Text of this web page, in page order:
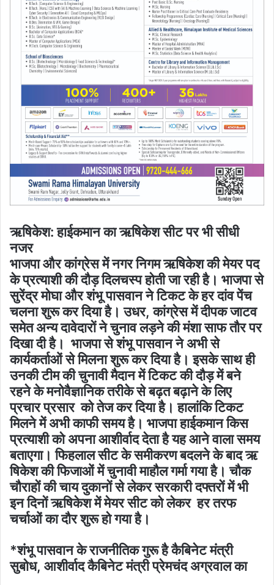
ऋषिकेश: हाईकमान का ऋ​षिकेश सीट पर भी सीधी
नजर
भाजपा और कांग्रेस में नगर निगम ऋ​षिकेश की मेयर पद
के प्रत्याशी की दौड़ दिलचस्प होती जा रही है। भाजपा से
सुरेंद्र मोघा और शंभू पासवान ने टिकट के हर दांव पेंच
चलना शुरू कर दिया है। उधर, कांग्रेस में दीपक जाटव
समेत अन्य दावेदारों ने चुनाव लड़ने की मंशा साफ तौर पर
दिखा दी है। भाजपा से शंभू पासवान ने अभी से
कार्यकर्ताओं से मिलना शुरू कर दिया है। इसके सा​थ ही
उनकी टीम की चुनावी मैदान में टिकट की दौड़ में बने
रहने के मनोवैज्ञानिक तरीके से बढ़त बढ़ाने के लिए
प्रचार प्रसार को तेज कर दिया है। हालांकि टिकट
मिलने में अभी काफी समय है। भाजपा हाईकमान किस
प्रत्याशी को अपना आशीर्वाद देता है यह आने वाला समय
बताएगा। फिहलाल सीट के समीकरण बदलने के बाद ​ऋ​
षिकेश की फिजाओं में चुनावी माहौल गर्मा गया है। चौक
चौराहों की चाय दुकानों से लेकर सरकारी दफ्तरों में भी
इन दिनों ऋ​षिकेश में मेयर सीट को लेकर हर तरफ
चर्चाओं का दौर शुरू हो गया है।
*शंभू पासवान के राजनीतिक गुरू है कैबिनेट मंत्री
सुबोध, आशीर्वाद कैबिनेट मंत्री प्रेमचंद अग्रवाल का